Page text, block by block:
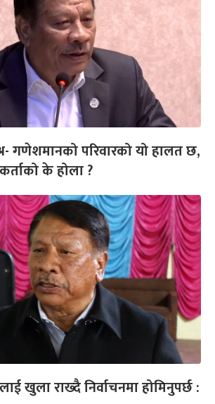
गणेशमानको परिवारको यो हालत छ,
के होला ?
खुला राख्दै निर्वाचनमा होमिनुपर्छ :